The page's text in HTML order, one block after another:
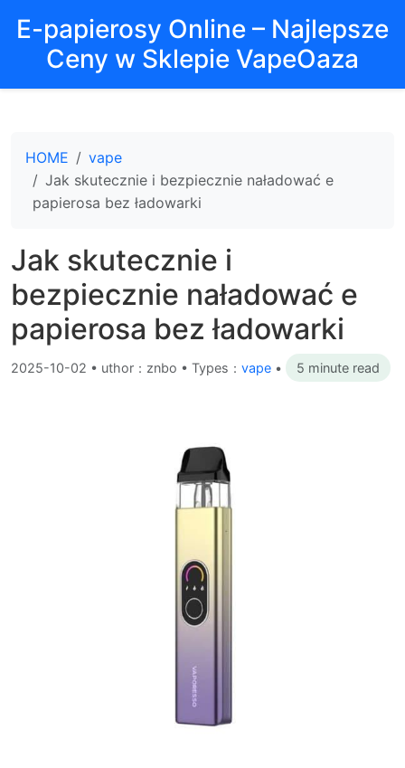
E-papierosy Online – Najlepsze
Ceny w Sklepie VapeOaza
HOME
vape
Jak skutecznie i bezpiecznie naładować e
papierosa bez ładowarki
Jak skutecznie i
bezpiecznie naładować e
papierosa bez ładowarki
2025-10-02 • uthor：znbo • Types： vape • 5 minute read